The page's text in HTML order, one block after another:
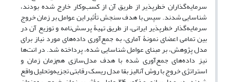
سرمایه‌گذاران خطرپذیر از طریق آن از کسب‌وکار خارج شده بودند،
شناسایی شدند. سپس با هدف سنجش تأثیر این عوامل بر زمان خروج
سرمایه‌گذار خطرپذیر ایرانی، از طریق تهیۀ پرسش‌نامه و توزیع آن در
ﺑﯿﻦ ﺗﻤﺎﻣﯽ اﻋﻀﺎی نمونۀ آماری، به جمع‌آوری داده‌های مورد نیاز برای
مدل پژوهش، بر مبنای عوامل شناسایی شده، پرداخته شد. در انت‌ها
نیز داده‌های جمع‌آوری شده با هدف مدل‌سازی هم‌زمان زمان و
استراتژی خروج با روش آنالیز بقا مدل ریسک رقابتی تجزیه‌وتحلیل واقع